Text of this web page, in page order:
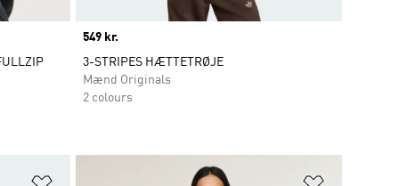
Price
549 kr.
3-STRIPES HÆTTETRØJE
Mænd Originals
2 colours